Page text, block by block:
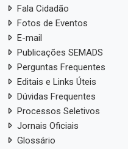
Fala Cidadão
Fotos de Eventos
E-mail
Publicações SEMADS
Perguntas Frequentes
Editais e Links Úteis
Dúvidas Frequentes
Processos Seletivos
Jornais Oficiais
Glossário